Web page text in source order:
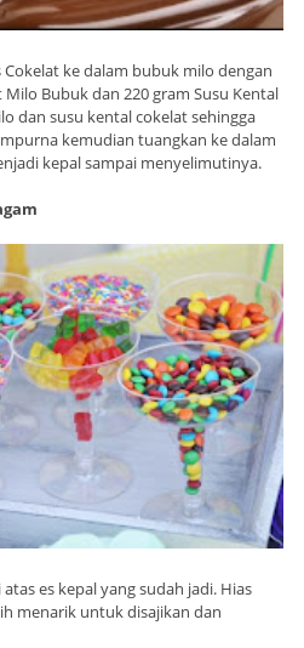
ke dalam bubuk milo dengan
Bubuk dan 220 gram Susu Kental
dan susu kental cokelat sehingga
kemudian tuangkan ke dalam
kepal sampai menyelimutinya.
es kepal yang sudah jadi. Hias
menarik untuk disajikan dan